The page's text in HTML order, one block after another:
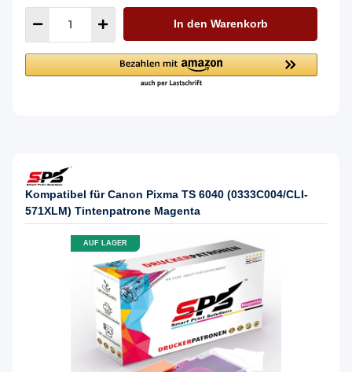
In den Warenkorb
Kompatibel für Canon Pixma TS 6040 (0333C004/CLI-
571XLM) Tintenpatrone Magenta
AUF LAGER